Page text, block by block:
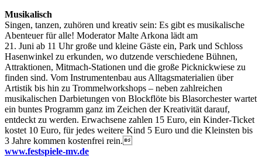
Musikalisch
Singen, tanzen, zuhören und kreativ sein: Es gibt es musikalische
Abenteuer für alle! Moderator Malte Arkona lädt am
21. Juni ab 11 Uhr große und kleine Gäste ein, Park und Schloss
Hasenwinkel zu erkunden, wo dutzende verschiedene Bühnen,
Attraktionen, Mitmach-Stationen und die große Picknickwiese zu
finden sind. Vom Instrumentenbau aus Alltagsmaterialien über
Artistik bis hin zu Trommelworkshops – neben zahlreichen
musikalischen Darbietungen von Blockflöte bis Blasorchester wartet
ein buntes Programm ganz im Zeichen der Kreativität darauf,
entdeckt zu werden. Erwachsene zahlen 15 Euro, ein Kinder-Ticket
kostet 10 Euro, für jedes weitere Kind 5 Euro und die Kleinsten bis
3 Jahre kommen kostenfrei rein.
www.festspiele-mv.de